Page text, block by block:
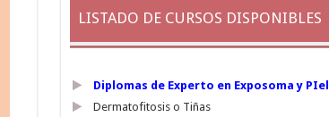
LISTADO DE CURSOS DISPONIBLES
Diplomas de Experto en Exposoma y PIel
Dermatofitosis o Tiñas